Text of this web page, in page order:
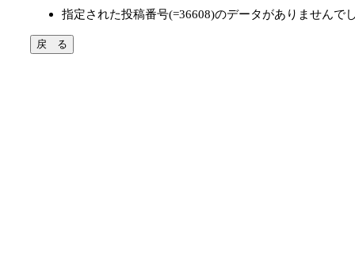
指定された投稿番号(=36608)のデータがありませんで